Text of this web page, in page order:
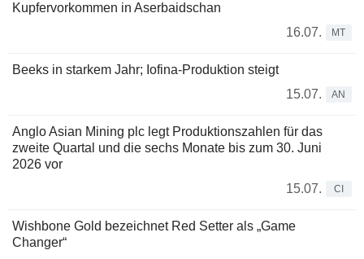
Kupfervorkommen in Aserbaidschan
16.07.
MT
Beeks in starkem Jahr; Iofina-Produktion steigt
15.07.
AN
Anglo Asian Mining plc legt Produktionszahlen für das
zweite Quartal und die sechs Monate bis zum 30. Juni
2026 vor
15.07.
CI
Wishbone Gold bezeichnet Red Setter als „Game
Changer“